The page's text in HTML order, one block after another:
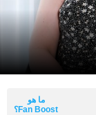
ما هو
Fan Boost؟